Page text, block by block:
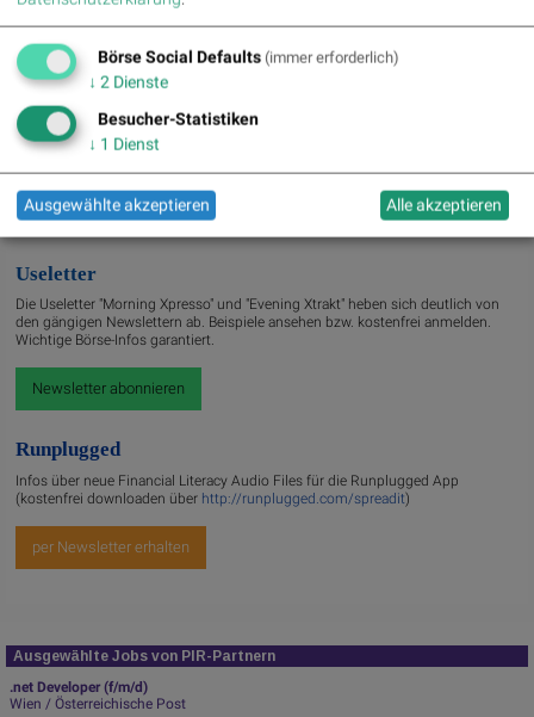
» Börsegeschichte 7.8.: Extremes zu Palfinger (Börse Geschichte)
(BörseGes...
» Nachlese: 10 Vokabel, um Asta besser zu verstehen; Stella Langthaler (au...
» PIR-News: Post, Kontron (Christine Petzwinkler)
» (Christian Drastil)
» Wiener Börse zu Mittag schwächer: Bajaj Mobility, FACC und Agrana gesucht
» Börse-Inputs auf Spotify zu u.a. Jugend fragt Asta nach dem
Geschäftsmod...
» ATX-Trends: VIG, AT&S, Erste Group, Verbund ...
Useletter
Die Useletter "Morning Xpresso" und "Evening Xtrakt" heben sich deutlich von
den gängigen Newslettern ab. Beispiele ansehen bzw. kostenfrei anmelden.
Wichtige Börse-Infos garantiert.
Newsletter abonnieren
Runplugged
Infos über neue Financial Literacy Audio Files für die Runplugged App
(kostenfrei downloaden über http://runplugged.com/spreadit)
per Newsletter erhalten
Ausgewählte Jobs von PIR-Partnern
.net Developer (f/m/d)
Wien / Österreichische Post
Börse Social Defaults (immer erforderlich)
↓ 2 Dienste
Besucher-Statistiken
↓ 1 Dienst
Ausgewählte akzeptieren Alle akzeptieren